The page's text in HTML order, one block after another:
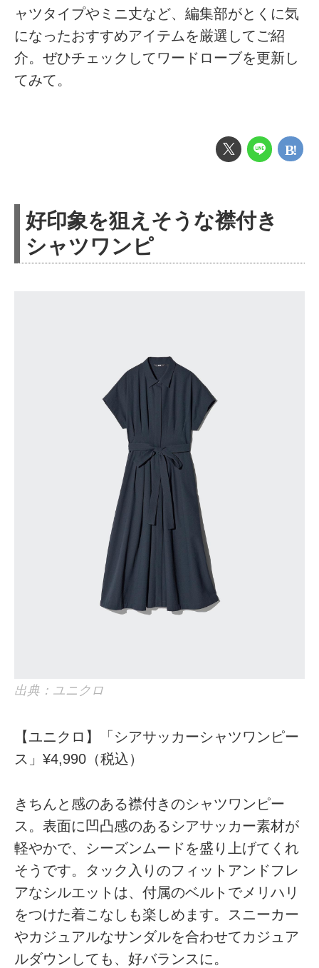
ャツタイプやミニ丈など、編集部がとくに気
になったおすすめアイテムを厳選してご紹
介。ぜひチェックしてワードローブを更新し
てみて。
好印象を狙えそうな襟付き
シャツワンピ
出典：ユニクロ
【ユニクロ】「シアサッカーシャツワンピー
ス」¥4,990（税込）
きちんと感のある襟付きのシャツワンピー
ス。表面に凹凸感のあるシアサッカー素材が
軽やかで、シーズンムードを盛り上げてくれ
そうです。タック入りのフィットアンドフレ
アなシルエットは、付属のベルトでメリハリ
をつけた着こなしも楽しめます。スニーカー
やカジュアルなサンダルを合わせてカジュア
ルダウンしても、好バランスに。